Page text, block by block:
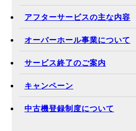
アフターサービスの主な内容
オーバーホール事業について
サービス終了のご案内
キャンペーン
中古機登録制度について